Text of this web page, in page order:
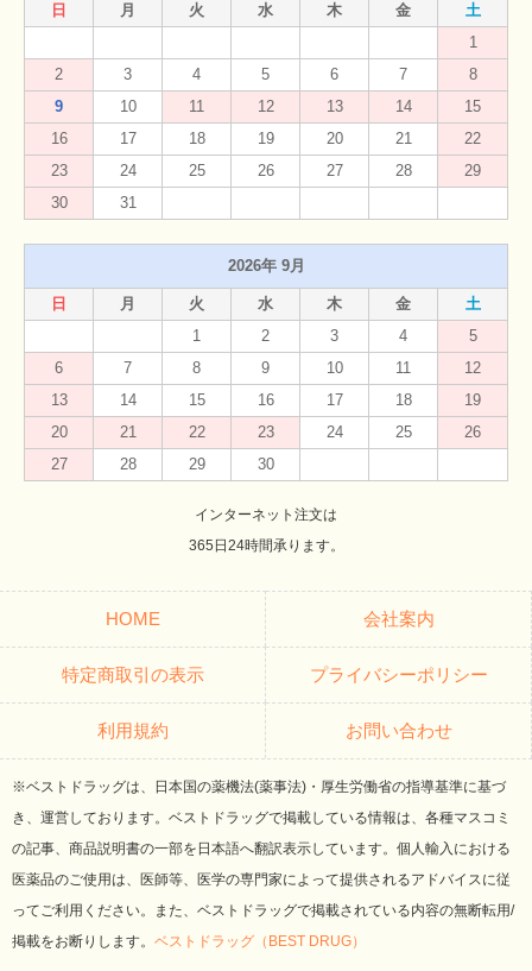
日 月 火 水 木 金
土
1
2
3 4 5 6 7
8
9
10 11 12 13 14
15
16
17 18 19 20 21
22
23
24 25 26 27 28
29
30
31
2026年 9月
日 月 火 水 木 金
土
1
2 3 4
5
6
7 8 9 10 11
12
13
14 15 16 17 18
19
20
21 22 23 24 25
26
27
28 29 30
インターネット注文は
365日24時間承ります。
HOME 会社案内
特定商取引の表示 プライバシーポリシー
利用規約 お問い合わせ
※ベストドラッグは、日本国の薬機法(薬事法)・厚生労働省の指導基準に基づ
き、運営しております。ベストドラッグで掲載している情報は、各種マスコミ
の記事、商品説明書の一部を日本語へ翻訳表示しています。個人輸入における
医薬品のご使用は、医師等、医学の専門家によって提供されるアドバイスに従
ってご利用ください。また、ベストドラッグで掲載されている内容の無断転用/
掲載をお断りします。 ベストドラッグ（BEST DRUG）